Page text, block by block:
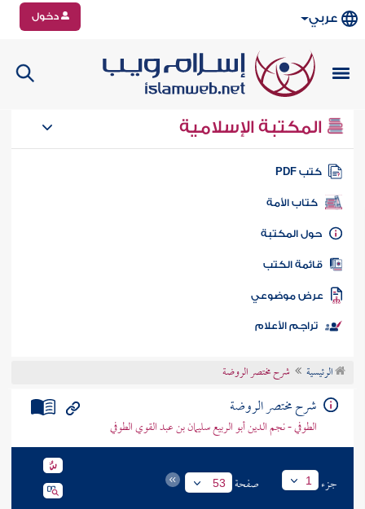
عربي دخول
المكتبة الإسلامية
كتب PDF
كتاب الأمة
المكتبة
الكتب
موضوعي
تراجم الأعلام
الرئيسية شرح مختصر الروضة
شرح مختصر الروضة
الطوفي - نجم الدين أبو الربيع سليمان بن عبد القوي الطوفي
جزء 1 صفحة 53